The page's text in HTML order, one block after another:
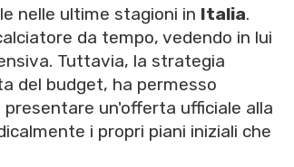
nelle ultime stagioni in Italia.
da tempo, vedendo in lui
Tuttavia, la strategia
del budget, ha permesso
presentare un'offerta ufficiale alla
i propri piani iniziali che